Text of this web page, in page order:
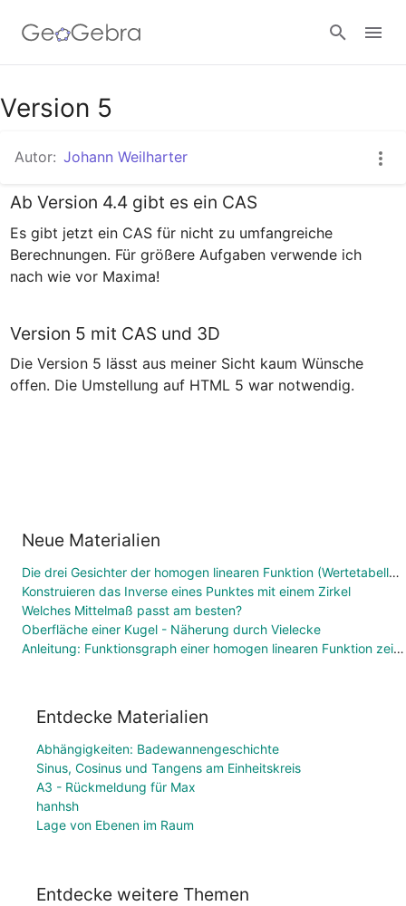
Version 5
Autor: Johann Weilharter
Ab Version 4.4 gibt es ein CAS
Es gibt jetzt ein CAS für nicht zu umfangreiche
Berechnungen. Für größere Aufgaben verwende ich
nach wie vor Maxima!
Version 5 mit CAS und 3D
Die Version 5 lässt aus meiner Sicht kaum Wünsche
offen. Die Umstellung auf HTML 5 war notwendig.
Neue Materialien
Die drei Gesichter der homogen linearen Funktion (Wertetabelle, Funktionsgleichung, Graph)
Konstruieren das Inverse eines Punktes mit einem Zirkel
Welches Mittelmaß passt am besten?
Oberfläche einer Kugel - Näherung durch Vielecke
Anleitung: Funktionsgraph einer homogen linearen Funktion zeichnen
Entdecke Materialien
Abhängigkeiten: Badewannengeschichte
Sinus, Cosinus und Tangens am Einheitskreis
A3 - Rückmeldung für Max
hanhsh
Lage von Ebenen im Raum
Entdecke weitere Themen